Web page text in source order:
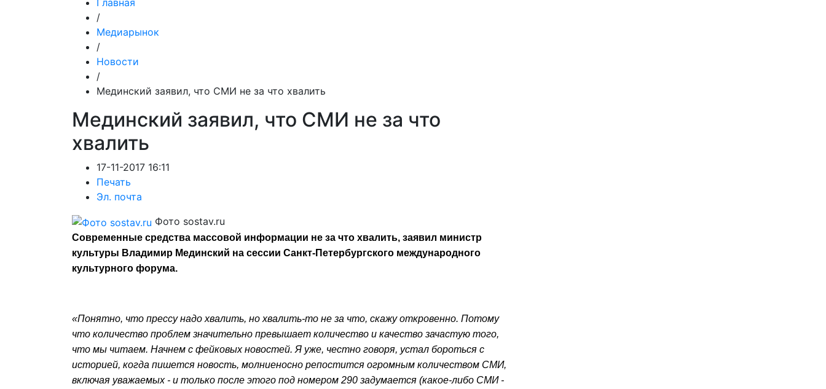
Главная
/
Медиарынок
/
Новости
/
Мединский заявил, что СМИ не за что хвалить
Мединский заявил, что СМИ не за что
хвалить
17-11-2017 16:11
Печать
Эл. почта
Фото sostav.ru
Современные средства массовой информации не за что хвалить, заявил министр
культуры Владимир Мединский на сессии Санкт-Петербургского международного
культурного форума.
«Понятно, что прессу надо хвалить, но хвалить-то не за что, скажу откровенно. Потому
что количество проблем значительно превышает количество и качество зачастую того,
что мы читаем. Начнем с фейковых новостей. Я уже, честно говоря, устал бороться с
историей, когда пишется новость, молниеносно репостится огромным количеством СМИ,
включая уважаемых - и только после этого под номером 290 задумается (какое-либо СМИ -